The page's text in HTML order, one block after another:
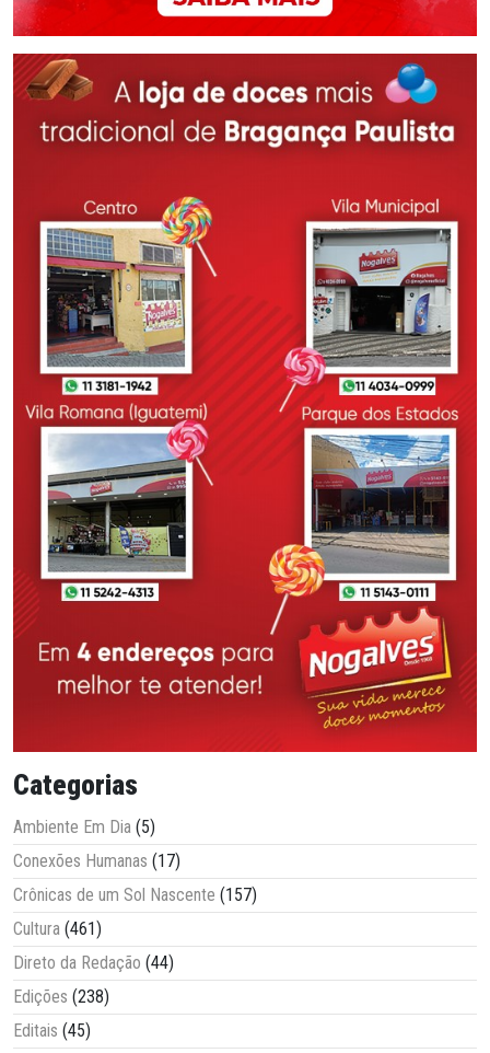
Categorias
Ambiente Em Dia (5)
Conexões Humanas (17)
Crônicas de um Sol Nascente (157)
Cultura (461)
Direto da Redação (44)
Edições (238)
Editais (45)